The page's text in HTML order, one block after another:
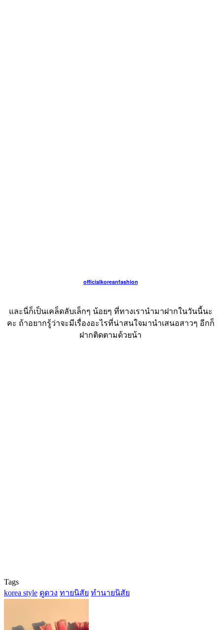
officialkoreanfashion
และนี่ก็เป็นเคล็ดลับเล็กๆ น้อยๆ ที่ทางเรานำมาฝากในวันนี้นะ
คะ ถ้าอยากรู้ว่าจะมีเรื่องอะไรที่น่าสนใจมานำเสนอสาวๆ อีกก็
ฝากติดตามด้วยน้า
Tags
korea style ดูดวง ทายนิสัย ทำนายนิสัย